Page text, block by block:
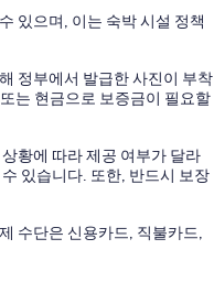
있으며, 이는 숙박 시설 정책
정부에서 발급한 사진이 부착
는 현금으로 보증금이 필요할
황에 따라 제공 여부가 달라
있습니다. 또한, 반드시 보장
수단은 신용카드, 직불카드,